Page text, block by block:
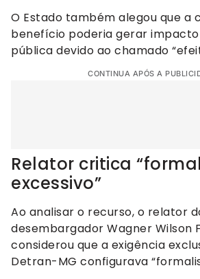
O Estado também alegou que a
benefício poderia gerar
pública devido ao chamado
CONTINUA APÓS A
Relator critica
excessivo”
Ao analisar o recurso, o relator
desembargador Wagner Wilson
considerou que a exigência
Detran-MG configurava